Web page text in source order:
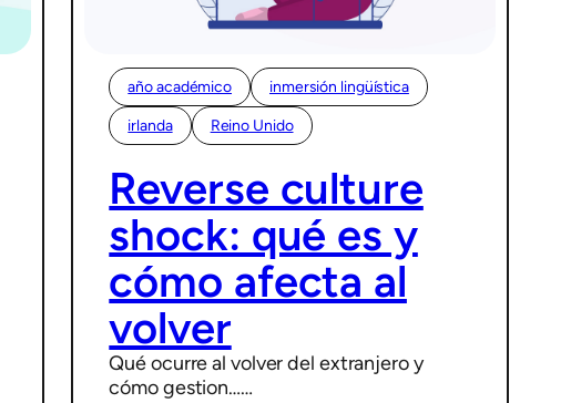
año académico inmersión lingüística
irlanda
Reino Unido
Reverse culture
shock: qué es y
cómo afecta al
volver
Qué ocurre al volver del extranjero y
cómo gestion……